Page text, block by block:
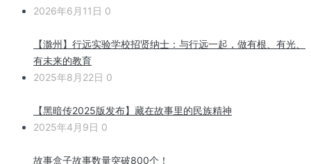
2026年6月11日 0
【滁州】行远实验学校招贤纳士：与行远一起，做有根、有光、
有未来的教育
2025年8月22日 0
【黑暗传2025版发布】藏在故事里的民族精神
2025年4月9日 0
故事盒子故事数量突破800个！